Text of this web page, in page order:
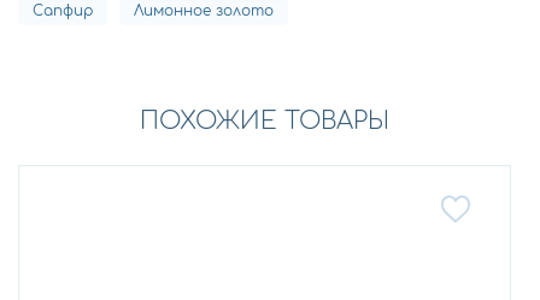
Сапфир Лимонное золото
ПОХОЖИЕ ТОВАРЫ